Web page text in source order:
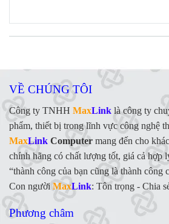
VỀ CHÚNG TÔI
Công ty TNHH MaxLink là công ty
phẩm, thiết bị trong lĩnh vực công nghệ
MaxLink Computer mang đến cho
chính hãng có chất lượng tốt, giá cả hợp
“thành công của bạn cũng là thành công
Con người MaxLink: Tôn trọng - Chia
Phương châm